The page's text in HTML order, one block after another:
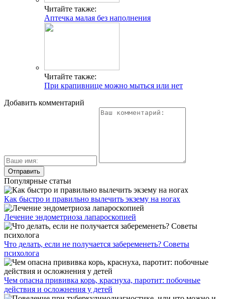
Читайте также:
Аптечка малая без наполнения
Читайте также:
При крапивнице можно мыться или нет
Добавить комментарий
Популярные статьи
Как быстро и правильно вылечить экзему на ногах
Лечение эндометриоза лапароскопией
Что делать, если не получается забеременеть? Советы
психолога
Чем опасна прививка корь, краснуха, паротит: побочные
действия и осложнения у детей